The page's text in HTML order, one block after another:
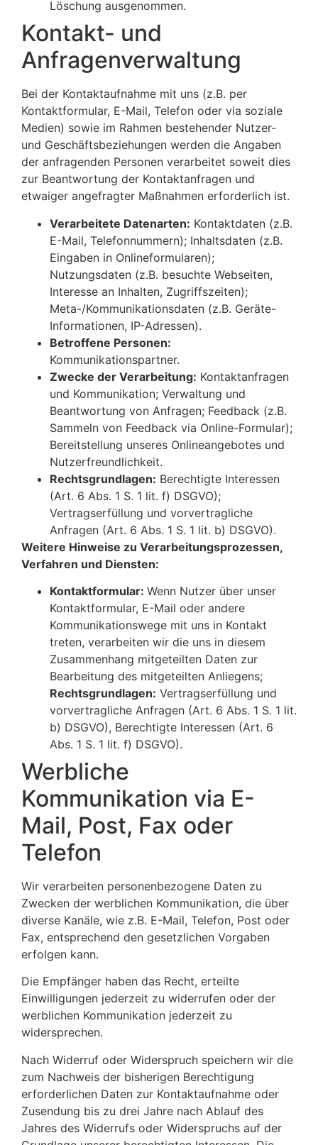
Löschung ausgenommen.
Kontakt- und
Anfragenverwaltung
Bei der Kontaktaufnahme mit uns (z.B. per
Kontaktformular, E-Mail, Telefon oder via soziale
Medien) sowie im Rahmen bestehender Nutzer-
und Geschäftsbeziehungen werden die Angaben
der anfragenden Personen verarbeitet soweit dies
zur Beantwortung der Kontaktanfragen und
etwaiger angefragter Maßnahmen erforderlich ist.
Verarbeitete Datenarten: Kontaktdaten (z.B.
E-Mail, Telefonnummern); Inhaltsdaten (z.B.
Eingaben in Onlineformularen);
Nutzungsdaten (z.B. besuchte Webseiten,
Interesse an Inhalten, Zugriffszeiten);
Meta-/Kommunikationsdaten (z.B. Geräte-
Informationen, IP-Adressen).
Betroffene Personen:
Kommunikationspartner.
Zwecke der Verarbeitung: Kontaktanfragen
und Kommunikation; Verwaltung und
Beantwortung von Anfragen; Feedback (z.B.
Sammeln von Feedback via Online-Formular);
Bereitstellung unseres Onlineangebotes und
Nutzerfreundlichkeit.
Rechtsgrundlagen: Berechtigte Interessen
(Art. 6 Abs. 1 S. 1 lit. f) DSGVO);
Vertragserfüllung und vorvertragliche
Anfragen (Art. 6 Abs. 1 S. 1 lit. b) DSGVO).
Weitere Hinweise zu Verarbeitungsprozessen,
Verfahren und Diensten:
Kontaktformular: Wenn Nutzer über unser
Kontaktformular, E-Mail oder andere
Kommunikationswege mit uns in Kontakt
treten, verarbeiten wir die uns in diesem
Zusammenhang mitgeteilten Daten zur
Bearbeitung des mitgeteilten Anliegens;
Rechtsgrundlagen: Vertragserfüllung und
vorvertragliche Anfragen (Art. 6 Abs. 1 S. 1 lit.
b) DSGVO), Berechtigte Interessen (Art. 6
Abs. 1 S. 1 lit. f) DSGVO).
Werbliche
Kommunikation via E-
Mail, Post, Fax oder
Telefon
Wir verarbeiten personenbezogene Daten zu
Zwecken der werblichen Kommunikation, die über
diverse Kanäle, wie z.B. E-Mail, Telefon, Post oder
Fax, entsprechend den gesetzlichen Vorgaben
erfolgen kann.
Die Empfänger haben das Recht, erteilte
Einwilligungen jederzeit zu widerrufen oder der
werblichen Kommunikation jederzeit zu
widersprechen.
Nach Widerruf oder Widerspruch speichern wir die
zum Nachweis der bisherigen Berechtigung
erforderlichen Daten zur Kontaktaufnahme oder
Zusendung bis zu drei Jahre nach Ablauf des
Jahres des Widerrufs oder Widerspruchs auf der